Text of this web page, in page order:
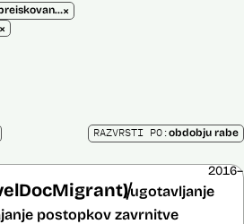
Preprečevanje, odkrivanje in preiskovanje kaznivih dejanj×
RAZVRSTI PO:obdobju rabe
ugotavljanje
postopkov zavrnitve
2016–